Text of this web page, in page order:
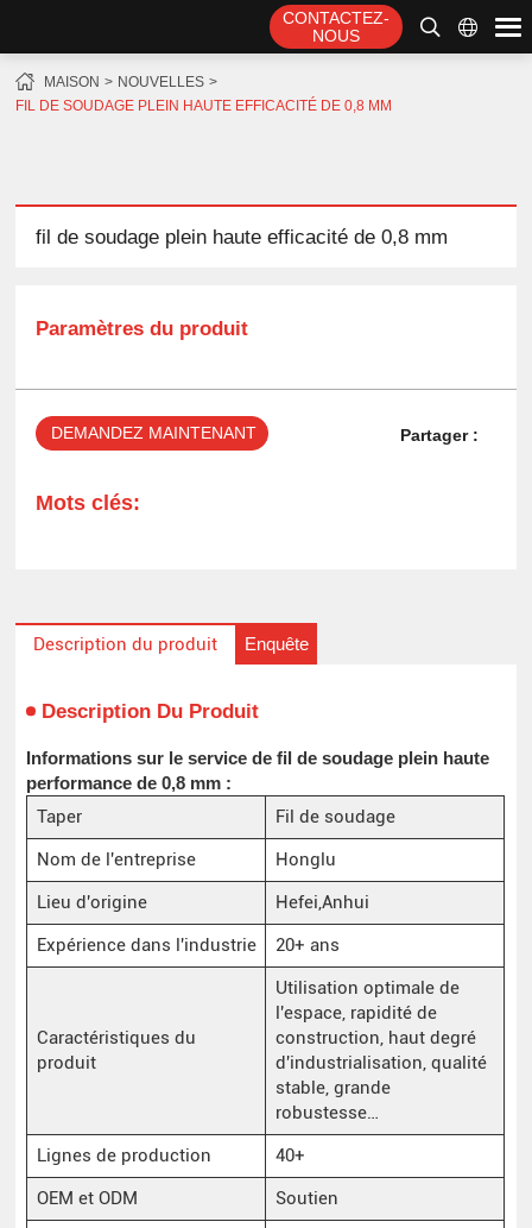
CONTACTEZ-
NOUS
MAISON
NOUVELLES
FIL DE SOUDAGE PLEIN HAUTE EFFICACITÉ DE 0,8 MM
fil de soudage plein haute efficacité de 0,8 mm
Paramètres du produit
DEMANDEZ MAINTENANT Partager :
Mots clés:
Description du produit Enquête
Description Du Produit
Informations sur le service de fil de soudage plein haute
performance de 0,8 mm :
Taper
Fil de soudage
Nom de l'entreprise
Honglu
Lieu d'origine
Hefei,Anhui
Expérience dans l'industrie
20+ ans
Caractéristiques du
produit
Utilisation optimale de
l'espace, rapidité de
construction, haut degré
d'industrialisation, qualité
stable, grande
robustesse…
Lignes de production
40+
OEM et ODM
Soutien